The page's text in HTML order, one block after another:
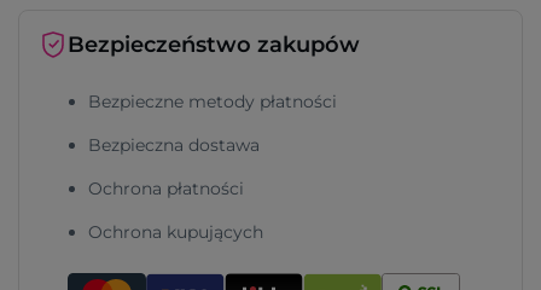
Bezpieczeństwo zakupów
Bezpieczne metody płatności
Bezpieczna dostawa
Ochrona płatności
Ochrona kupujących